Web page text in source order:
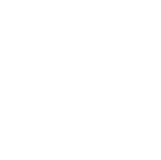
50nm
60nm